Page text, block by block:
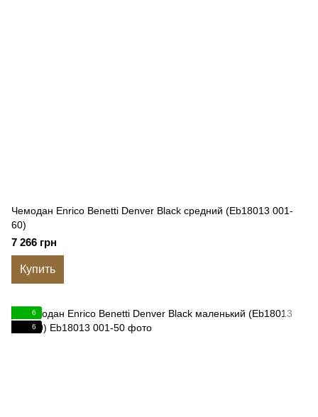
Чемодан Enrico Benetti Denver Black средний (Eb18013 001-
60)
7 266 грн
Купить
6
6